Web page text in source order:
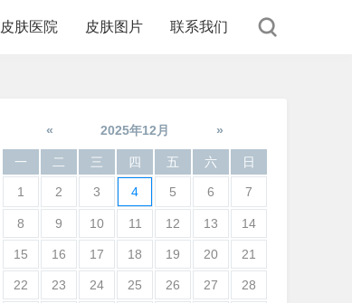
皮肤医院 皮肤图片 联系我们
« 2025年12月 »
一 二 三 四 五 六 日
1 2 3 4 5 6 7
8 9 10 11 12 13 14
15 16 17 18 19 20 21
22 23 24 25 26 27 28